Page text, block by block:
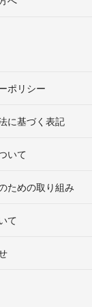
ポリシー
に基づく表記
いて
ための取り組み
て